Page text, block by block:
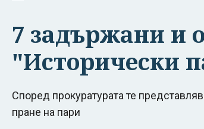
7 задържани и
"Исторически
Според прокуратурата те
пране на пари